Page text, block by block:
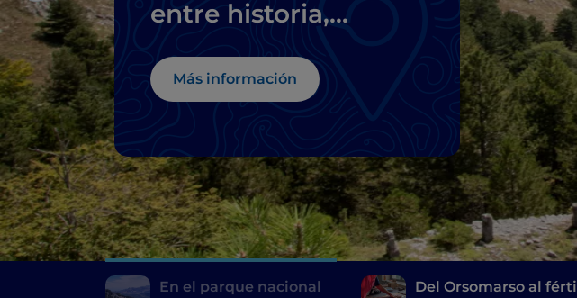
entre historia,
pueblos
encaramados a las
Más información
En el parque nacional
Del Orsomarso al fértil